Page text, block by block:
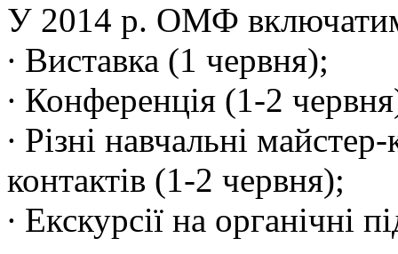
У 2014 р. ОМФ
∙ Виставка (1 червня);
∙ Конференція (1-2
∙ Різні навчальні
контактів (1-2 червня);
∙ Екскурсії на органічні